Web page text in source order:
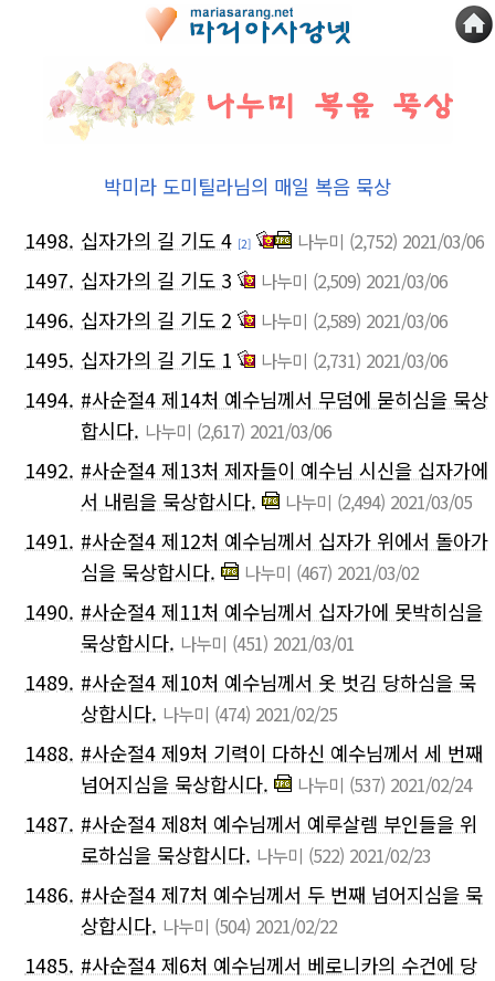
박미라 도미틸라님의 매일 복음 묵상
1498. 십자가의 길 기도 4 [2] 나누미 (2,752) 2021/03/06
1497. 십자가의 길 기도 3 나누미 (2,509) 2021/03/06
1496. 십자가의 길 기도 2 나누미 (2,589) 2021/03/06
1495. 십자가의 길 기도 1 나누미 (2,731) 2021/03/06
1494. #사순절4 제14처 예수님께서 무덤에 묻히심을 묵상
합시다. 나누미 (2,617) 2021/03/06
1492. #사순절4 제13처 제자들이 예수님 시신을 십자가에
서 내림을 묵상합시다.
나누미 (2,494) 2021/03/05
1491. #사순절4 제12처 예수님께서 십자가 위에서 돌아가
심을 묵상합시다.
나누미 (467) 2021/03/02
1490. #사순절4 제11처 예수님께서 십자가에 못박히심을
묵상합시다. 나누미 (451) 2021/03/01
1489. #사순절4 제10처 예수님께서 옷 벗김 당하심을 묵
상합시다. 나누미 (474) 2021/02/25
1488. #사순절4 제9처 기력이 다하신 예수님께서 세 번째
넘어지심을 묵상합시다.
나누미 (537) 2021/02/24
1487. ​#사순절4 제8처 예수님께서 예루살렘 부인들을 위
로하심을 묵상합시다. 나누미 (522) 2021/02/23
1486. #사순절4 ​​​제7처 예수님께서 두 번째 넘어지심을 묵
상합시다. 나누미 (504) 2021/02/22
1485. #사순절4 제6처 예수님께서 베로니카의 수건에 당